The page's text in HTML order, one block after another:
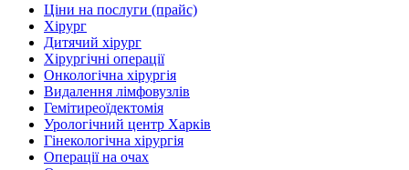
Ціни на послуги (прайс)
Хірург
Дитячий хірург
Хірургічні операції
Онкологічна хірургія
Видалення лімфовузлів
Гемітиреоїдектомія
Урологічний центр Харків
Гінекологічна хірургія
Операції на очах